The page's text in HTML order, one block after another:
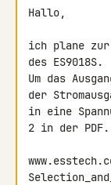
Hallo,
ich plane zur
des ES9018S.
Um das
der
in eine
2 in der PDF.